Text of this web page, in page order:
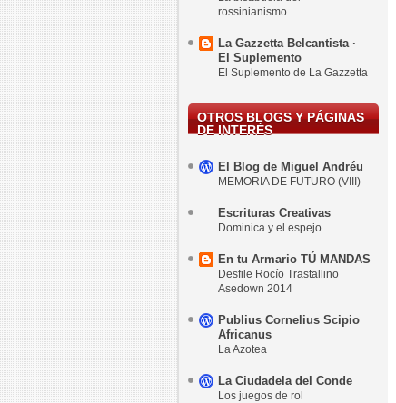
rossinianismo
La Gazzetta Belcantista ·
El Suplemento
El Suplemento de La Gazzetta
OTROS BLOGS Y PÁGINAS
DE INTERÉS
El Blog de Miguel Andréu
MEMORIA DE FUTURO (VIII)
Escrituras Creativas
Dominica y el espejo
En tu Armario TÚ MANDAS
Desfile Rocío Trastallino
Asedown 2014
Publius Cornelius Scipio
Africanus
La Azotea
La Ciudadela del Conde
Los juegos de rol